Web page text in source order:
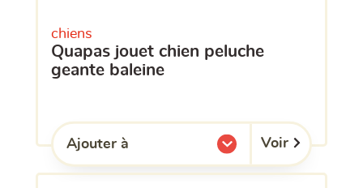
chiens
quapas jouet chien peluche
geante baleine
Ajouter à
l'une de mes listes. Voir